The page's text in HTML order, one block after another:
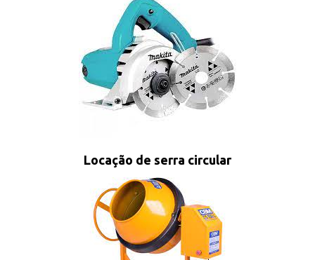
Locação de serra circular